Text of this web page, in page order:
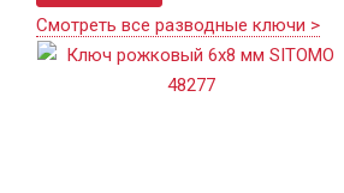
Смотреть все разводные ключи >